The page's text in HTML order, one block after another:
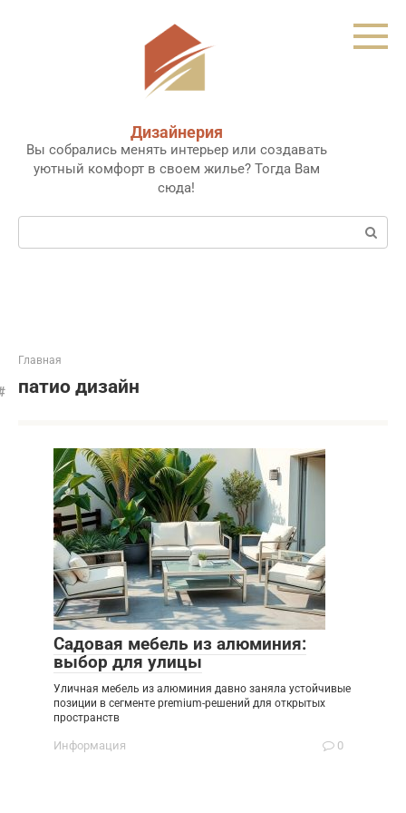
Дизайнерия
Вы собрались менять интерьер или создавать
уютный комфорт в своем жилье? Тогда Вам
сюда!
Поиск:
Главная
патио дизайн
Садовая мебель из алюминия:
выбор для улицы
Уличная мебель из алюминия давно заняла устойчивые
позиции в сегменте premium-решений для открытых
пространств
Информация 0